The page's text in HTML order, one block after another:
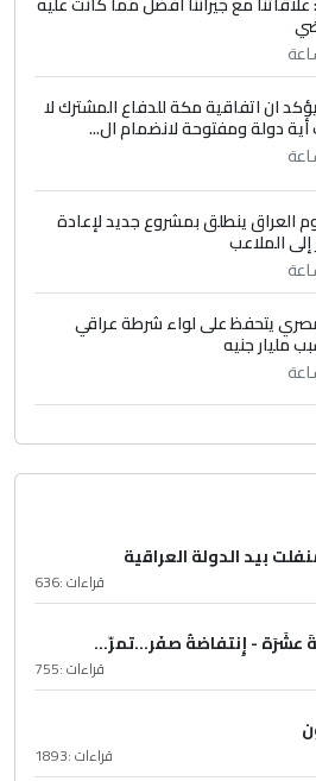
يرد على صدام حسين سل
كامل)
ان اتفاقية مكة للدفاع المشترك لا
دولة ومفتوحة لانضمام ال...
العراق ينطلق بمشروع جديد لإعادة
إلى الملاعب
يتحفظ على لواء شرطة عراقي
مليار جنيه
بيد الدولة العراقية
قراءات :636
عشَرَة - إِنتفاضةُ صفَر…تمرّ...
قراءات :755
قراءات :1893